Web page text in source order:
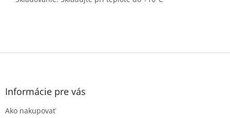
Z
Informácie pre vás
Ako nakupovať